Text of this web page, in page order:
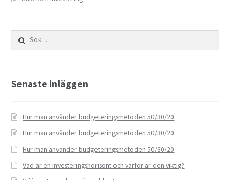
efter:
Senaste inläggen
Hur man använder budgeteringsmetoden 50/30/20
Hur man använder budgeteringsmetoden 50/30/20
Hur man använder budgeteringsmetoden 50/30/20
Vad är en investeringshorisont och varför är den viktig?